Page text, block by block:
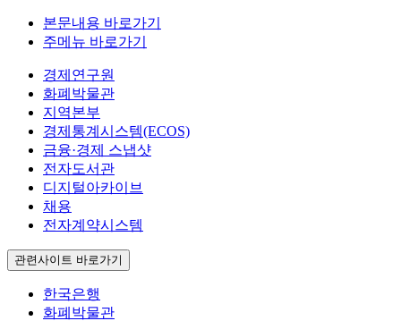
본문내용 바로가기
주메뉴 바로가기
경제연구원
화폐박물관
지역본부
경제통계시스템(ECOS)
금융·경제 스냅샷
전자도서관
디지털아카이브
채용
전자계약시스템
관련사이트 바로가기
한국은행
화폐박물관